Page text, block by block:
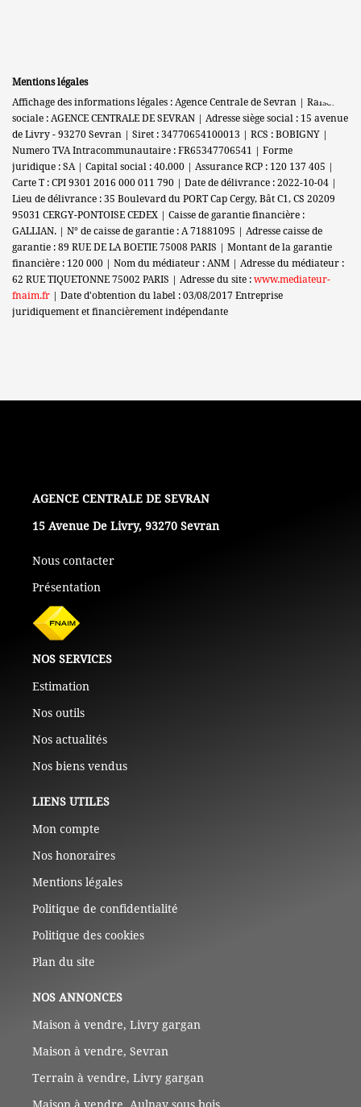
Mentions légales
Affichage des informations légales : Agence Centrale de Sevran | Raison
sociale : AGENCE CENTRALE DE SEVRAN | Adresse siège social : 15 avenue
de Livry - 93270 Sevran | Siret : 34770654100013 | RCS : BOBIGNY |
Numero TVA Intracommunautaire : FR65347706541 | Forme
juridique : SA | Capital social : 40.000 | Assurance RCP : 120 137 405 |
Carte T : CPI 9301 2016 000 011 790 | Date de délivrance : 2022-10-04 |
Lieu de délivrance : 35 Boulevard du PORT Cap Cergy, Bât C1, CS 20209
95031 CERGY-PONTOISE CEDEX | Caisse de garantie financière :
GALLIAN. | N° de caisse de garantie : A 71881095 | Adresse caisse de
garantie : 89 RUE DE LA BOETIE 75008 PARIS | Montant de la garantie
financière : 120 000 | Nom du médiateur : ANM | Adresse du médiateur :
62 RUE TIQUETONNE 75002 PARIS | Adresse du site : www.mediateur-
fnaim.fr | Date d'obtention du label : 03/08/2017 Entreprise
juridiquement et financièrement indépendante
L'AGENCE
15 Avenue De Livry, 93270 Sevran
Nous contacter
Présentation
NOS SERVICES
Estimation
Nos outils
Nos actualités
Nos biens vendus
LIENS UTILES
Mon compte
Nos honoraires
Mentions légales
Politique de confidentialité
Politique des cookies
Plan du site
NOS ANNONCES
Maison à vendre, Livry gargan
Maison à vendre, Sevran
Terrain à vendre, Livry gargan